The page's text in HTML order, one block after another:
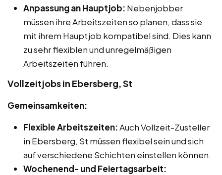
Anpassung an Hauptjob: Nebenjobber
müssen ihre Arbeitszeiten so planen, dass sie
mit ihrem Hauptjob kompatibel sind. Dies kann
zu sehr flexiblen und unregelmäßigen
Arbeitszeiten führen.
Vollzeitjobs in Ebersberg, St
Gemeinsamkeiten:
Flexible Arbeitszeiten:Auch Vollzeit-Zusteller
in Ebersberg, St müssen flexibel sein und sich
auf verschiedene Schichten einstellen können.
Wochenend- und Feiertagsarbeit: